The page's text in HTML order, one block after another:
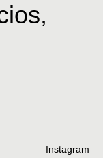
Instagram